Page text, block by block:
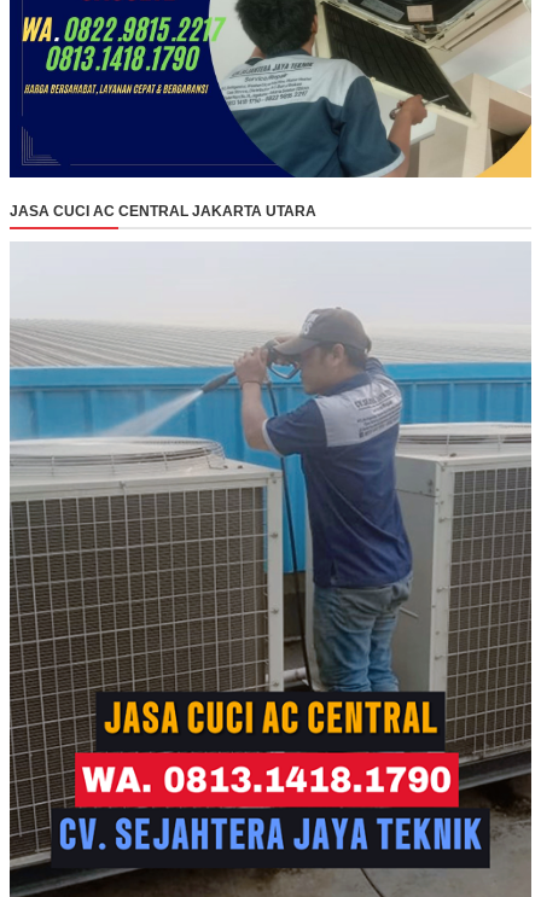
JASA CUCI AC CENTRAL JAKARTA UTARA